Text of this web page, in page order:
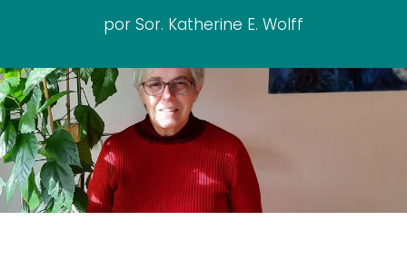
por Sor. Katherine E. Wolff